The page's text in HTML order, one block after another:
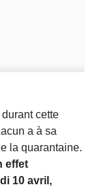
cette
a à sa
la quarantaine.
effet
10 avril,